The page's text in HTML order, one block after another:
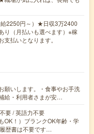
2250円～）★日収3万2400
り（月払いも選べます）※稼
払いとなります。
願いします。・食事やお手洗
給・利用者さまが安…
要 / 英語力不要
OK！）ブランクOK年齢・学
歴書は不要です…